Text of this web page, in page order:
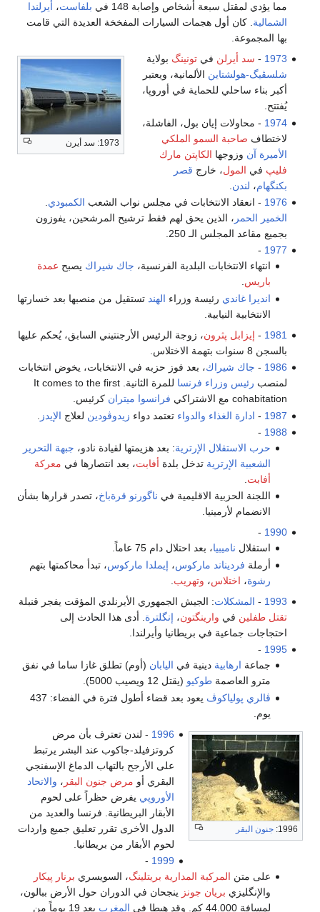
مما يؤدي لمقتل سبعة أشخاص وإصابة 148 في
بلفاست، أيرلندا
الشمالية. كان أول هجمات السيارات المفخخة العديدة التي قامت
بها المجموعة.
1973: سد أيرن
1973
- سد أيرلن فيتونينگ بولاية
شلسڤيگ-هولشتاين الألمانية، ويعتبر
أكبر بناء ساحلي للحماية في أوروپا،
يُفتتح.
1974 - محاولات إيان بول، الفاشلة،
لاختطاف صاحبة السمو الملكي
الأميرة آن وزوجها الكاپتن مارك
فليپ في المول، خارج قصر
بكنگهام، لندن
1976 - انعقاد الانتخابات في مجلس نواب الشعب الكمبودي
الخمير الحمر ، الذين يحق لهم فقط ترشيح المرشحين، يفوزون
بجميع مقاعد المجلس الـ 250.
1977
-
انتهاء الانتخابات البلدية الفرنسية، جاك شيراك يصبح عمدة
باريس.
انديرا غاندي رئيسة وزراء الهند تستقيل من منصبها بعد خسارتها
الانتخابية النيابية.
1981
- إيزابل پثرون، زوجة الرئيس الأرجنتيني السابق، يُحكم عليها
بالسجن 8 سنوات بتهمة الاختلاس.
1986
- جاك شيراك، بعد فوز حزبه في الانتخابات، يخوض انتخابات
لمنصب رئيس وزراء فرنسا
للمرة الثانية. It comes to the first
cohabitation مع الاشتراكي
فرانسوا ميتران كرئيس.
1987
- ادارة الغذاء والدواء تعتمد دواء زيدوڤودين لعلاج الإيدز
1988
-
حرب الاستقلال الإرترية: بعد هزيمتها لقيادة نادو، جبهة التحرير
الشعبية الإرترية تدخل بلدة أفابت، بعد انتصارها في معركة
أفابت
اللجنة الحزبية الاقليمية في ناگورنو قرةباخ، تصدر قرارها بشأن
الانضمام لأرمينيا.
1990
-
استقلال ناميبيا، بعد احتلال دام 75 عاماً.
أرملة فرديناند ماركوس، إيملدا ماركوس، تبدأ محاكمتها بتهم
رشوة، اختلاس، وتهريب
1993
- المشكلات: الجيش الجمهوري الأيرنلدي المؤقت يفجر قنبلة
تقتل طفلين في وارينگتون، إنگلترة . أدى هذا الحادث إلى
احتجاجات جماعية في بريطانيا وأيرلندا.
1995
-
جماعة ارهابية دينية في اليابان (أوم) تطلق غازا ساما في نفق
مترو العاصمة طوكيو (يقتل 12 ويصيب 5000).
ڤالري پولياكوڤ
يعود بعد قضاء أطول فترة في الفضاء: 437
يوم.
1996: جنون البقر
1996 - لندن تعترف بأن مرض
كروتزفيلد-جاكوب عند البشر يرتبط
على الأرجح بالتهاب الدماغ الإسفنجي
البقري أو مرض جنون البقر ، والاتحاد
الأوروپي يفرض حظراً على لحوم
الأبقار البريطانية. فرنسا والعديد من
الدول الأخرى تقرر تعليق جميع واردات
لحوم الأبقار من بريطانيا.
1999
-
على متن المركبة المدارية بريتلينگ، السويسري برنار پيكار
والإنگليزي بريان جونز ينجحان في الدوران حول الأرض ببالون،
لمسافة 44.000 كم. وقد هبطا في
المغرب
بعد 19 يوماً من